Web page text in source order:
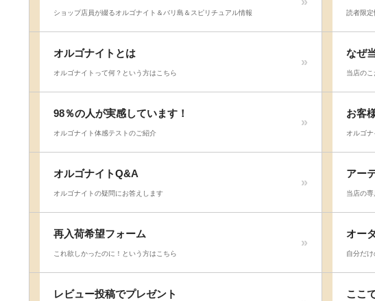
ショップ店員が綴るオルゴナイト＆バリ島＆スピリチュアル情報 読者限
オルゴナイトとは
オルゴナイトって何？という方はこちら
なぜ
当店の
98％の人が実感しています！
オルゴナイト体感テストのご紹介
お客
オルゴ
オルゴナイトQ&A
オルゴナイトの疑問にお答えします
アー
当店の
再入荷希望フォーム
これ欲しかったのに！という方はこちら
オー
自分だ
レビュー投稿でプレゼント ここ